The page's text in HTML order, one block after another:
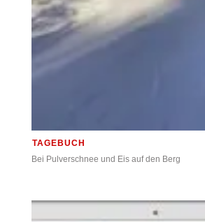
TAGEBUCH
Bei Pulverschnee und Eis auf den Berg